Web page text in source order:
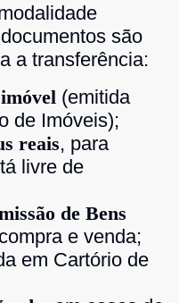
são
a transferência:
(emitida
de Imóveis);
reais, para
livre de
de Bens
e venda;
em Cartório de